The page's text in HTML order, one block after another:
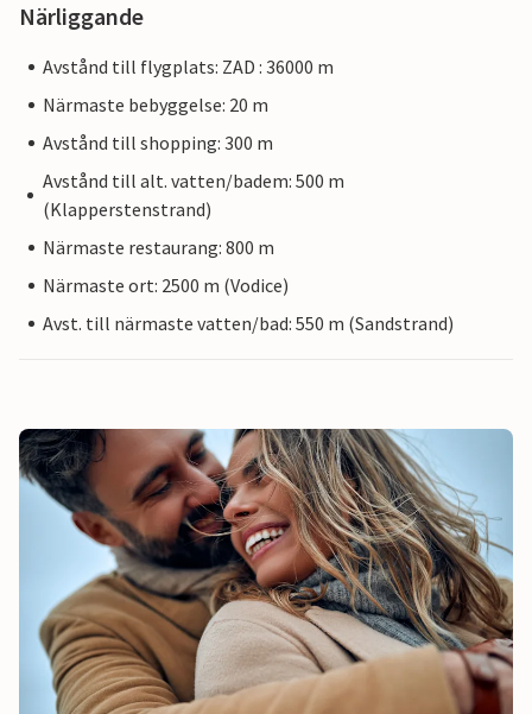
Närliggande
Avstånd till flygplats: ZAD : 36000 m
Närmaste bebyggelse: 20 m
Avstånd till shopping: 300 m
Avstånd till alt. vatten/badem: 500 m
(Klapperstenstrand)
Närmaste restaurang: 800 m
Närmaste ort: 2500 m (Vodice)
Avst. till närmaste vatten/bad: 550 m (Sandstrand)